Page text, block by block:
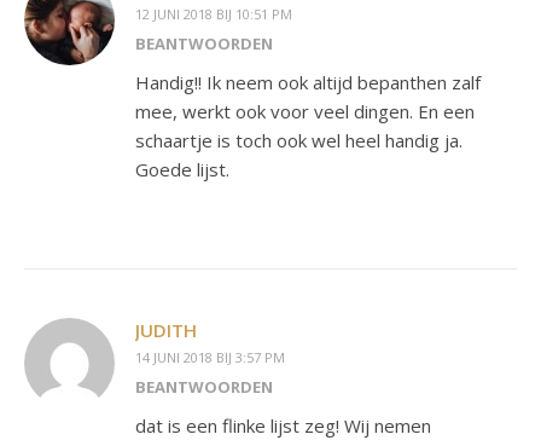
12 JUNI 2018 BIJ 10:51 PM
BEANTWOORDEN
Handig!! Ik neem ook altijd bepanthen zalf
mee, werkt ook voor veel dingen. En een
schaartje is toch ook wel heel handig ja.
Goede lijst.
JUDITH
14 JUNI 2018 BIJ 3:57 PM
BEANTWOORDEN
dat is een flinke lijst zeg! Wij nemen